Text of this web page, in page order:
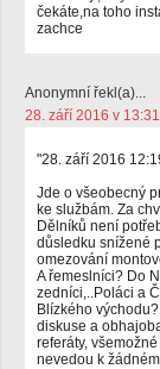
čekáte,na toho
zachce
Anonymní řekl(a)...
28. září 2016 v 13:31
"28. září 2016
Jde o všeobecný
ke službám. Za
Dělníků není
důsledku snížené
omezování
A řemeslníci? Do
zedníci,..Poláci a
Blízkého
diskuse a
referáty,
nevedou k